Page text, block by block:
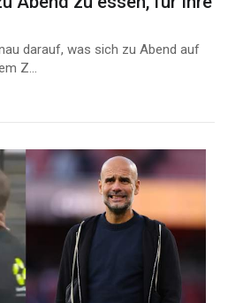
darauf, was sich zu Abend auf
Z...